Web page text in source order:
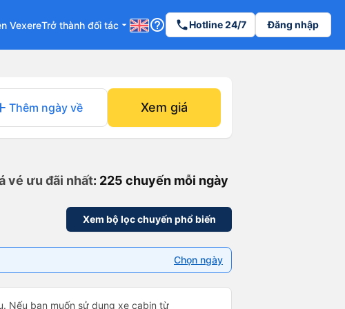
VexereTrở thành đối tác arrow_drop_down help_outline phoneHotline 24/7 Đăng nhập
Thêm ngày về Xem giá
vé ưu đãi nhất: 225 chuyến mỗi ngày
Xem bộ lọc chuyến phổ biến
Chọn ngày
Nếu bạn muốn sử dụng xe cabin từ